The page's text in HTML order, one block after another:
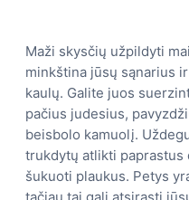
Maži skysčių užpildyti
minkština jūsų sąnarius
kaulų. Galite juos
pačius judesius,
beisbolo kamuolį.
trukdytų atlikti paprastus
šukuoti plaukus. Petys